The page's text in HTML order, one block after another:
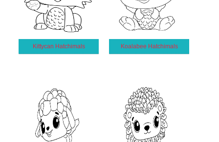
Kittycan Hatchimals Koalabee Hatchimals